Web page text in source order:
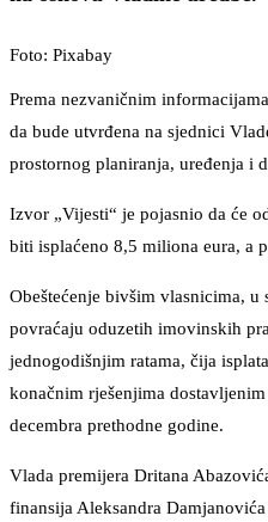
Foto: Pixabay
Prema nezvaničnim
da bude utvrđena na sjednici
prostornog planiranja, uređenja i
Izvor „Vijesti“ je pojasnio da će
biti isplaćeno 8,5 miliona eura, a
Obeštećenje bivšim vlasnicima, u
povraćaju oduzetih imovinskih
jednogodišnjim ratama, čija
konačnim rješenjima
decembra prethodne godine.
Vlada premijera Dritana
finansija Aleksandra